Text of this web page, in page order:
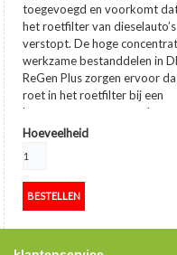
toegevoegd en voorkomt
het roetfilter van dieselauto’s
verstopt. De hoge
werkzame bestanddelen in
ReGen Plus zorgen ervoor
roet in het roetfilter bij een
lagere temperatuur en daarom
eerder en beter verbrand.
Hoeveelheid